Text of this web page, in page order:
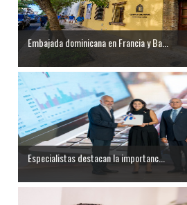
Embajada dominicana en Francia y Ba...
Especialistas destacan la importanc...